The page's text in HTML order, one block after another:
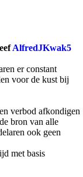
AlfredJKwak5
er constant
voor de kust bij
verbod afkondigen
bron van alle
ook geen
met basis